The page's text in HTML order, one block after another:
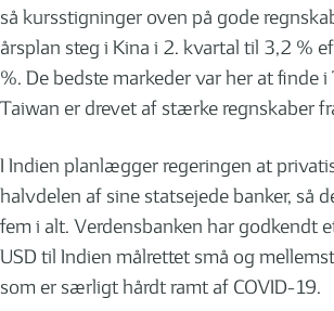
så kursstigninger oven på gode
årsplan steg i Kina i 2. kvartal til 3,2 %
%. De bedste markeder var her at finde
Taiwan er drevet af stærke regnskaber
I Indien planlægger regeringen at
halvdelen af sine statsejede banker, så
fem i alt. Verdensbanken har godkendt
USD til Indien målrettet små og
som er særligt hårdt ramt af COVID-19.